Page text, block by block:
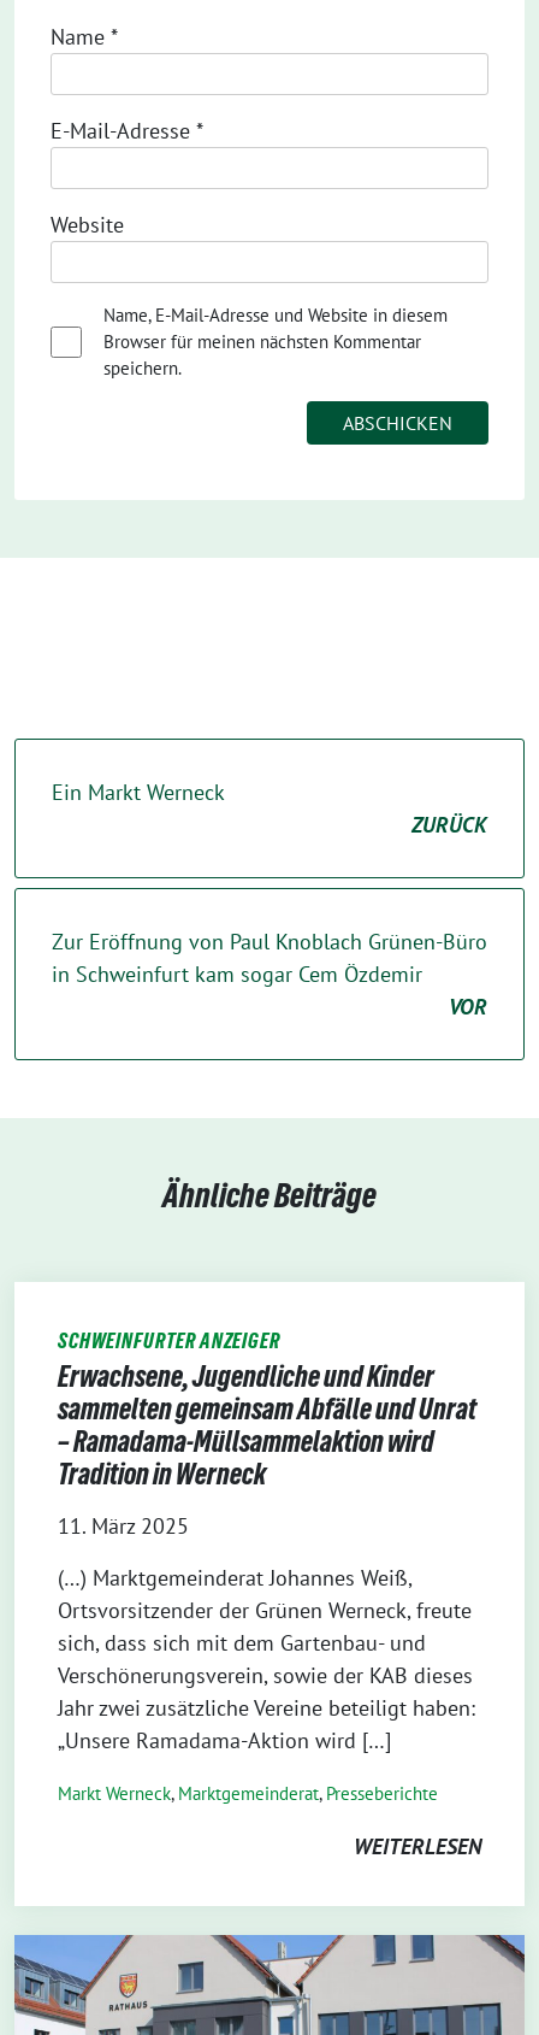
Name *
E-Mail-Adresse *
Website
Name, E-Mail-Adresse und Website in diesem
Browser für meinen nächsten Kommentar
speichern.
Ein Markt Werneck
ZURÜCK
Zur Eröffnung von Paul Knoblach Grünen-Büro
in Schweinfurt kam sogar Cem Özdemir
VOR
Ähnliche Beiträge
SCHWEINFURTER ANZEIGER
Erwachsene, Jugendliche und Kinder
sammelten gemeinsam Abfälle und Unrat
– Ramadama-Müllsammelaktion wird
Tradition in Werneck
11. März 2025
(…) Marktgemeinderat Johannes Weiß,
Ortsvorsitzender der Grünen Werneck, freute
sich, dass sich mit dem Gartenbau- und
Verschönerungsverein, sowie der KAB dieses
Jahr zwei zusätzliche Vereine beteiligt haben:
„Unsere Ramadama-Aktion wird […]
Markt Werneck, Markt­gemeinderat, Presseberichte
WEITERLESEN